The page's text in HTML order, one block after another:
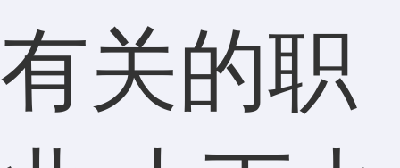
有关的职